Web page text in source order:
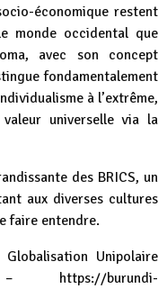
économique restent
monde occidental que
avec son concept
fondamentalement
à l’extrême,
universelle via la
des BRICS, un
aux diverses cultures
faire entendre.
Unipolaire
– https://burundi-